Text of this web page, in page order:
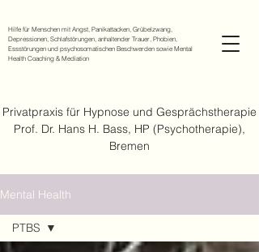
Hilfe für Menschen mit Angst, Panikattacken, Grübelzwang,
Depressionen, Schlafstörungen, anhaltender Trauer, Phobien,
Essstörungen und psychosomatischen Beschwerden sowie Mental
Health Coaching & Mediation
Privatpraxis für Hypnose und Gesprächstherapie
Prof. Dr. Hans H. Bass, HP (Psychotherapie),
Bremen
Mental Health
PTBS